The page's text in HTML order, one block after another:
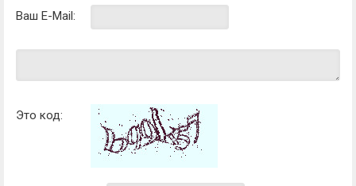
Ваш E-Mail:
Это код: